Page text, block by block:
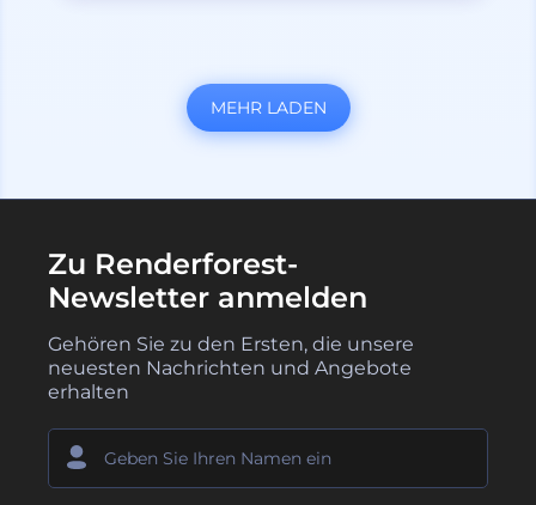
MEHR LADEN
Zu Renderforest-
Newsletter anmelden
Gehören Sie zu den Ersten, die unsere
neuesten Nachrichten und Angebote
erhalten